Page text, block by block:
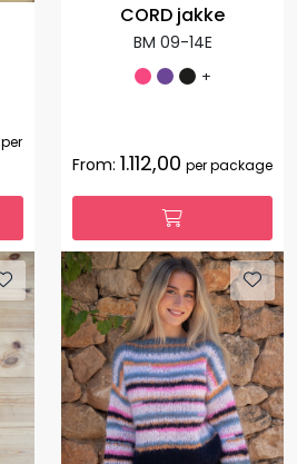
per
CORD jakke
BM 09-14E
+
From: 1.112,00 per package